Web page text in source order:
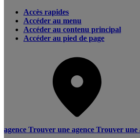
Accès rapides
Accéder au menu
Accéder au contenu principal
Accéder au pied de page
agence Trouver une agence Trouver une